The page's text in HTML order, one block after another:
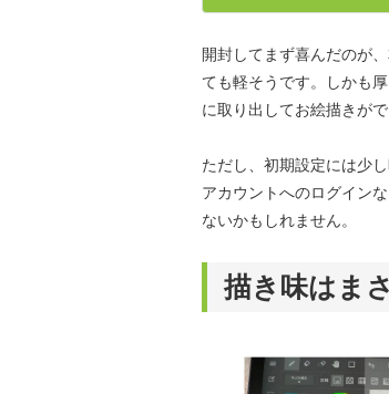
開封してまず喜んだのが
ても軽そうです。しかも
に取り出してお絵描きがで
ただし、初期設定には少
アカウントへのログイン
ないかもしれません。
描き味はま